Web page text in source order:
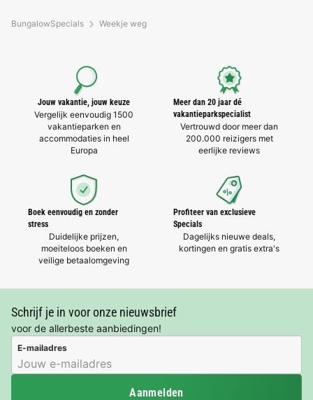
BungalowSpecials Weekje weg
Jouw vakantie, jouw keuze
Vergelijk eenvoudig 1500
vakantieparken en
accommodaties in heel
Europa
Meer dan 20 jaar dé
vakantieparkspecialist
Vertrouwd door meer dan
200.000 reizigers met
eerlijke reviews
Boek eenvoudig en zonder
stress
Duidelijke prijzen,
moeiteloos boeken en
veilige betaalomgeving
Profiteer van exclusieve
Specials
Dagelijks nieuwe deals,
kortingen en gratis extra's
Schrijf je in voor onze nieuwsbrief
voor de allerbeste aanbiedingen!
E-mailadres
Aanmelden